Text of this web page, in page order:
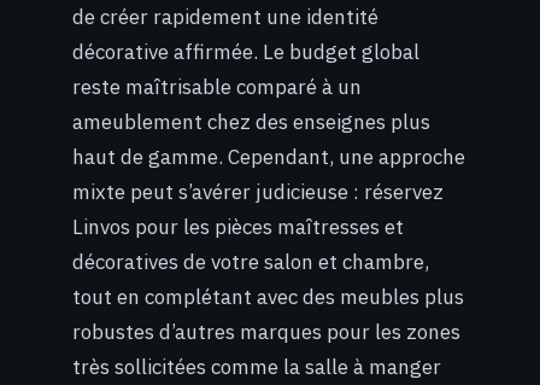
de créer rapidement une identité
décorative affirmée. Le budget global
reste maîtrisable comparé à un
ameublement chez des enseignes plus
haut de gamme. Cependant, une approche
mixte peut s’avérer judicieuse : réservez
Linvos pour les pièces maîtresses et
décoratives de votre salon et chambre,
tout en complétant avec des meubles plus
robustes d’autres marques pour les zones
très sollicitées comme la salle à manger